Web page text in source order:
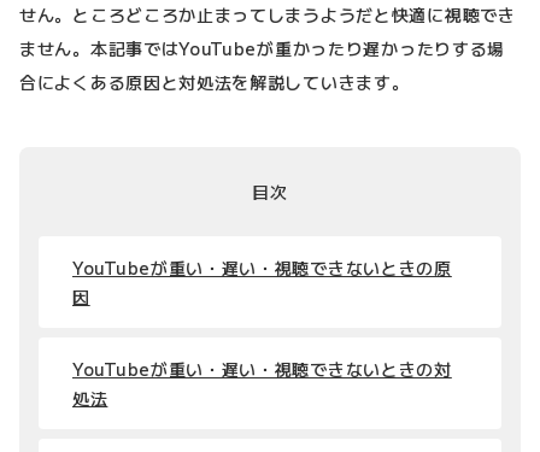
せん。ところどころか止まってしまうようだと快適に視聴でき
ません。本記事ではYouTubeが重かったり遅かったりする場
合によくある原因と対処法を解説していきます。
目次
YouTubeが重い・遅い・視聴できないときの原
因
YouTubeが重い・遅い・視聴できないときの対
処法